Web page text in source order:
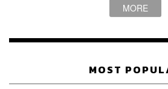
MORE
MOST